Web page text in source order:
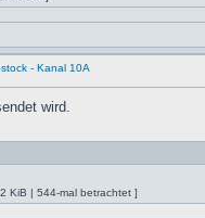
- Kanal 10A
wird.
KiB | 544-mal betrachtet ]